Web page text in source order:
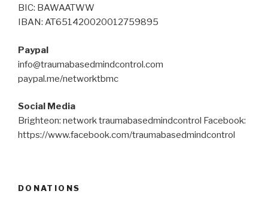
BIC: BAWAATWW
IBAN: AT651420020012759895
Paypal
info@traumabasedmindcontrol.com
paypal.me/networktbmc
Social Media
Brighteon: network traumabasedmindcontrol Facebook:
https://www.facebook.com/traumabasedmindcontrol
DONATIONS